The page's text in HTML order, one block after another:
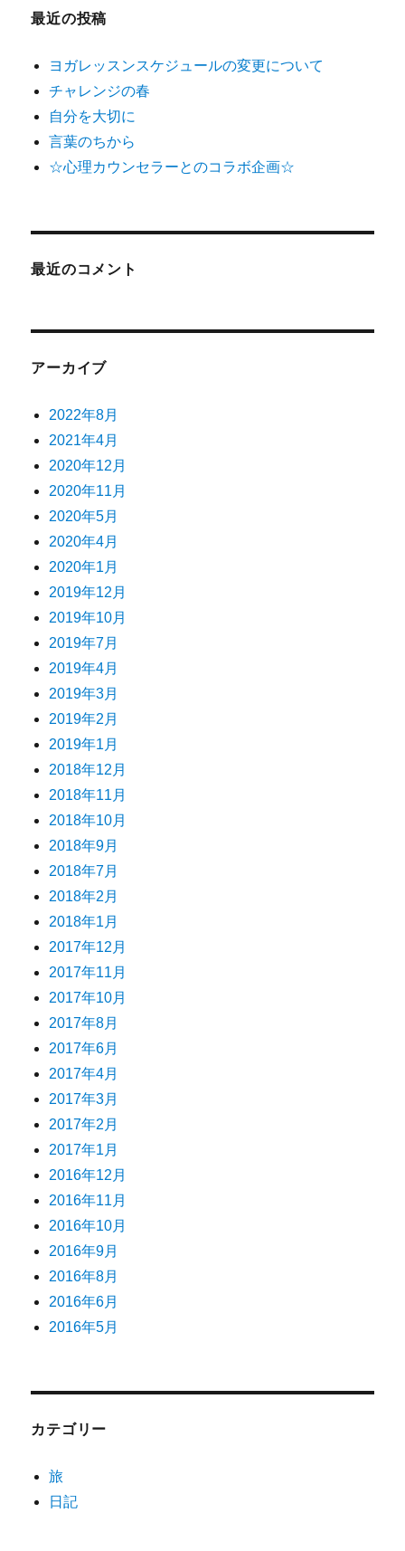
最近の投稿
ヨガレッスンスケジュールの変更について
チャレンジの春
自分を大切に
言葉のちから
☆心理カウンセラーとのコラボ企画☆
最近のコメント
アーカイブ
2022年8月
2021年4月
2020年12月
2020年11月
2020年5月
2020年4月
2020年1月
2019年12月
2019年10月
2019年7月
2019年4月
2019年3月
2019年2月
2019年1月
2018年12月
2018年11月
2018年10月
2018年9月
2018年7月
2018年2月
2018年1月
2017年12月
2017年11月
2017年10月
2017年8月
2017年6月
2017年4月
2017年3月
2017年2月
2017年1月
2016年12月
2016年11月
2016年10月
2016年9月
2016年8月
2016年6月
2016年5月
カテゴリー
旅
日記